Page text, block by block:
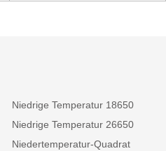
Niedrige Temperatur 18650
Niedrige Temperatur 26650
Niedertemperatur-Quadrat